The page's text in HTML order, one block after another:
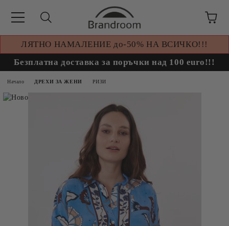
ЛЯТНО НАМАЛЕНИЕ до-50% НА ВСИЧКО!!!
Безплатна доставка за поръчки над 100 euro!!!
Начало ДРЕХИ ЗА ЖЕНИ РИЗИ